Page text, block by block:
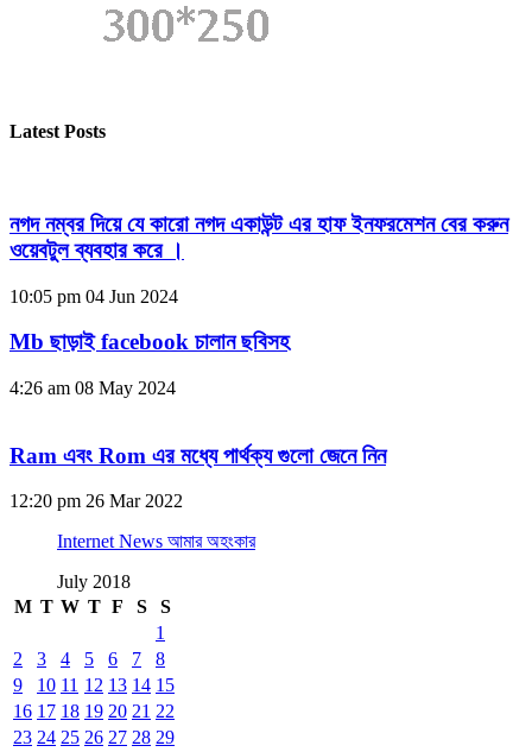
Latest Posts
নগদ নম্বর দিয়ে যে কারো নগদ একাউন্ট এর হাফ ইনফরমেশন বের করুন
ওয়েবটুল ব্যবহার করে ।
10:05 pm 04 Jun 2024
Mb ছাড়াই facebook চালান ছবিসহ
4:26 am 08 May 2024
Ram এবং Rom এর মধ্যে পার্থক্য গুলো জেনে নিন
12:20 pm 26 Mar 2022
Internet News আমার অহংকার
July 2018
M T W T F S
S
1
2
3 4 5 6 7
8
9
10 11 12 13 14 15
16 17 18 19 20 21 22
23 24 25 26 27 28 29